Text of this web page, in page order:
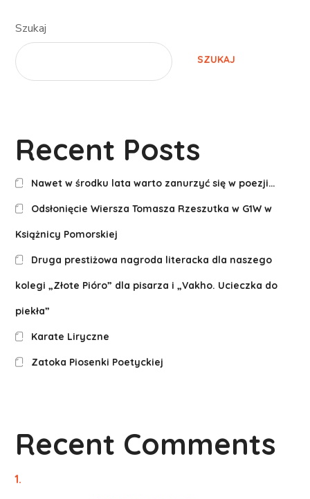
Szukaj
SZUKAJ
Recent Posts
Nawet w środku lata warto zanurzyć się w poezji…
Odsłonięcie Wiersza Tomasza Rzeszutka w G1W w
Książnicy Pomorskiej
Druga prestiżowa nagroda literacka dla naszego
kolegi „Złote Pióro” dla pisarza i „Vakho. Ucieczka do
piekła”
Karate Liryczne
Zatoka Piosenki Poetyckiej
Recent Comments